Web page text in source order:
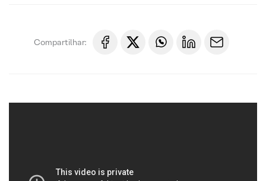
Compartilhar: